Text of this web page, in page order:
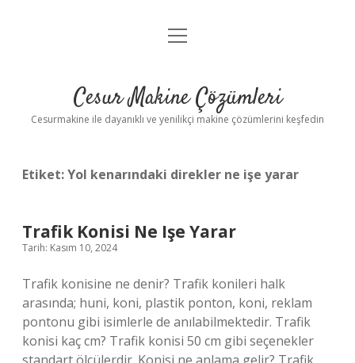
Anasayfa
Yasal Uyarı
menüyü
Cesur Makine Çözümleri
Cesurmakine ile dayanıklı ve yenilikçi makine çözümlerini keşfedin
Etiket:Yol kenarındaki direkler ne işe yarar
Trafik Konisi Ne Işe Yarar
Tarih: Kasım 10, 2024
Trafik konisine ne denir? Trafik konileri halk
arasında; huni, koni, plastik ponton, koni, reklam
pontonu gibi isimlerle de anılabilmektedir. Trafik
konisi kaç cm? Trafik konisi 50 cm gibi seçenekler